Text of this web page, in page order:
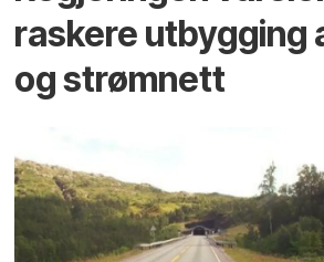
raskere utbygging
og strømnett